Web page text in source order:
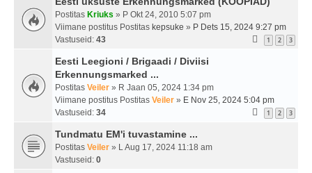
Postitas Kriuks » P Okt 24, 2010 5:07 pm
Viimane postitus Postitas kepsuke » P Dets 15, 2024 9:27 pm
Vastuseid: 43 1 2 3
Eesti Leegioni / Brigaadi / Diviisi
Erkennungsmarked ...
Postitas Veiler » R Jaan 05, 2024 1:34 pm
Viimane postitus Postitas Veiler » E Nov 25, 2024 5:04 pm
Vastuseid: 34 1 2 3
Tundmatu EM'i tuvastamine ...
Postitas Veiler » L Aug 17, 2024 11:18 am
Vastuseid: 0